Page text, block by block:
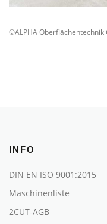
©ALPHA Oberflächentechnik
INFO
DIN EN ISO 9001:2015
Maschinenliste
2CUT-AGB